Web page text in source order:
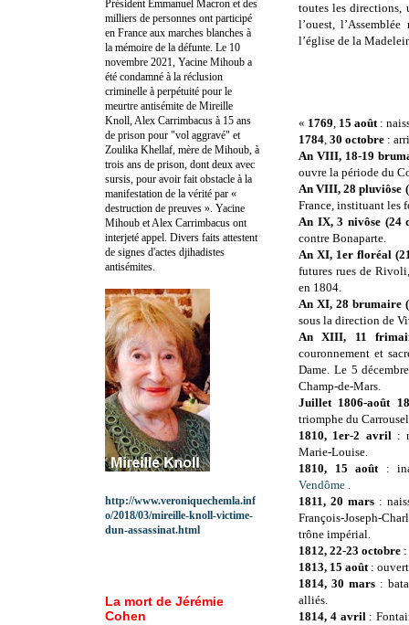
toutes les directions,
l’ouest,
l’église de la
« 1769, 15 août:
1784, 30 octobre :
An VIII, 18-19
ouvre la période du
An VIII, 28 pluviôse
France, instituant les
An IX, 3 nivôse (24
contre Bonaparte.
An XI, 1er floréal
futures rues de
en 1804.
An XI, 28 brumaire
sous la direction de
An XIII, 11
couronnement et
Dame. Le 5
Champ-de-Mars.
Juillet 1806-août
triomphe du
1810, 1er-2 avril:
Marie-Louise.
1810, 15 août:
Vendôme .
1811, 20 mars :
François-Joseph-
trône impérial.
1812, 22-23 octobre
1813, 15 août:
1814, 30 mars:
alliés.
1814, 4 avril:
Président Emmanuel Macron et des
milliers de personnes ont participé
en France aux marches blanches à
la mémoire de la défunte. Le 10
novembre 2021, Yacine Mihoub a
été condamné à la réclusion
criminelle à perpétuité pour le
meurtre antisémite de Mireille
Knoll, Alex Carrimbacus à 15 ans
de prison pour "vol aggravé" et
Zoulika Khellaf, mère de Mihoub, à
trois ans de prison, dont deux avec
sursis, pour avoir fait obstacle à la
manifestation de la vérité par «
destruction de preuves ». Yacine
Mihoub et Alex Carrimbacus ont
interjeté appel. Divers faits attestent
de signes d'actes djihadistes
antisémites.
http://www.veroniquechemla.inf
o/2018/03/mireille-knoll-victime-
dun-assassinat.html
La mort de Jérémie
Cohen